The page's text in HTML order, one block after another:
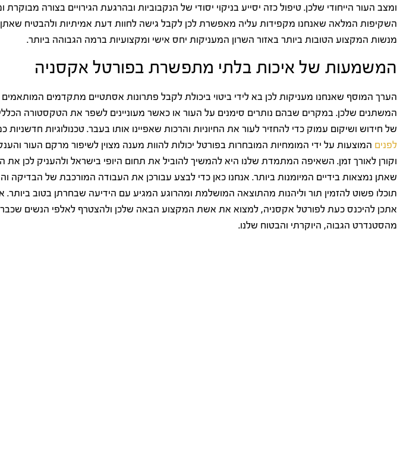
ומצב העור הייחודי שלכן. טיפול כזה יסייע בניקוי יסודי של הנקבוביות ובהרגעת הגירויים בצורה מבוקרת
השקיפות המלאה שאנחנו מקפידות עליה מאפשרת לכן לקבל גישה לחוות דעת אמיתיות ולהבטיח
מנשות המקצוע הטובות ביותר באזור השרון המעניקות יחס אישי ומקצועיות ברמה הגבוהה ביותר.
המשמעות של איכות בלתי מתפשרת בפורטל אקסניה
הערך המוסף שאנחנו מעניקות לכן בא לידי ביטוי ביכולת לקבל פתרונות אסתטיים מתקדמים המותאמים
המשתנים שלכן. במקרים שבהם נותרים סימנים על העור או כאשר מעוניינים לשפר את הטקסטורה
של חידוש ושיקום עמוק כדי להחזיר לעור את החיוניות והרכות שאפיינו אותו בעבר. טכנולוגיות חדשניות
לפנים המוצעות על ידי המומחיות המובחרות בפורטל יכולות להוות מענה מצוין לשיפור מרקם העור
וקורן לאורך זמן. השאיפה המתמדת שלנו היא להמשיך להוביל את תחום היופי בישראל ולהעניק לכן את
שאתן נמצאות בידיים המיומנות ביותר. אנחנו כאן כדי לבצע עבורכן את העבודה המורכבת של הבדיקה
תוכלו פשוט להזמין תור וליהנות מהתוצאה המושלמת ומהרוגע המגיע עם הידיעה שבחרתן בטוב ביותר.
אתכן להיכנס כעת לפורטל אקסניה, למצוא את אשת המקצוע הבאה שלכן ולהצטרף לאלפי הנשים שכבר
מהסטנדרט הגבוה, היוקרתי והבטוח שלנו.